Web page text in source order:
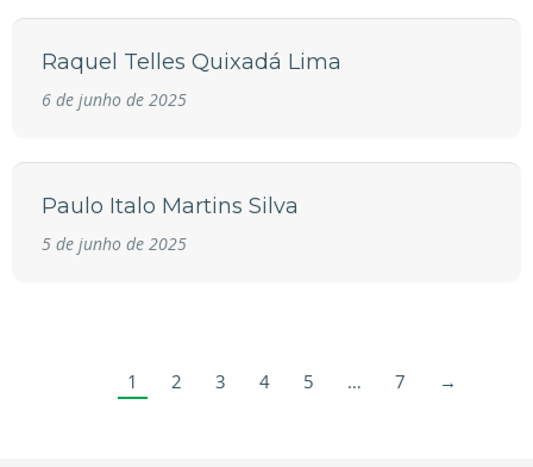
Raquel Telles Quixadá Lima
6 de junho de 2025
Paulo Italo Martins Silva
5 de junho de 2025
1 2 3 4 5 … 7 →